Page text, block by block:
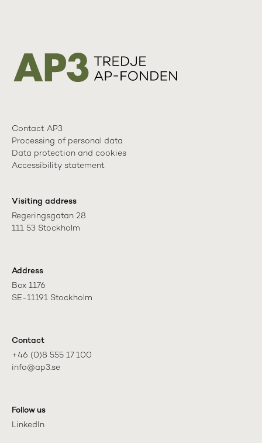
Contact AP3
Processing of personal data
Data protection and cookies
Accessibility statement
Visiting address
Regeringsgatan 28
111 53 Stockholm
Address
Box 1176
SE-11191 Stockholm
Contact
+46 (0)8 555 17 100
info@ap3.se
Follow us
LinkedIn